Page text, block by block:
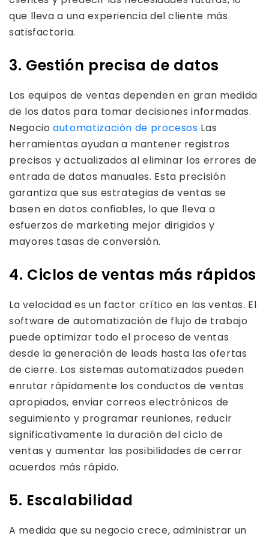
que lleva a una experiencia del cliente más
satisfactoria.
3. Gestión precisa de datos
Los equipos de ventas dependen en gran medida
de los datos para tomar decisiones informadas.
Negocioautomatización de procesos Las
herramientas ayudan a mantener registros
precisos y actualizados al eliminar los errores de
entrada de datos manuales. Esta precisión
garantiza que sus estrategias de ventas se
basen en datos confiables, lo que lleva a
esfuerzos de marketing mejor dirigidos y
mayores tasas de conversión.
4. Ciclos de ventas más rápidos
La velocidad es un factor crítico en las ventas. El
software de automatización de flujo de trabajo
puede optimizar todo el proceso de ventas
desde la generación de leads hasta las ofertas
de cierre. Los sistemas automatizados pueden
enrutar rápidamente los conductos de ventas
apropiados, enviar correos electrónicos de
seguimiento y programar reuniones, reducir
significativamente la duración del ciclo de
ventas y aumentar las posibilidades de cerrar
acuerdos más rápido.
5. Escalabilidad
A medida que su negocio crece, administrar un